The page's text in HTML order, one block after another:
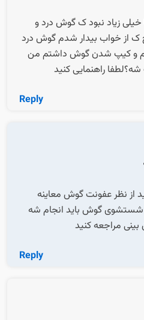
زیاد نبود ک گوش درد و
ک از خواب بیدار شدم گوش درد
و کیپ شدن گوش داشتم من
راهنمایی کنید
Reply
از نظر عفونت گوش معاینه
شستشوی گوش باید انجام شه
مراجعه کنید
Reply